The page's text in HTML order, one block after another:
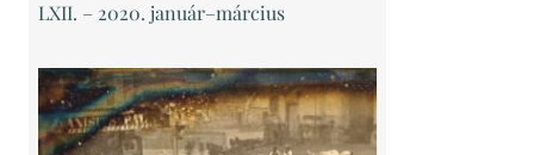
LXII. – 2020. január–március